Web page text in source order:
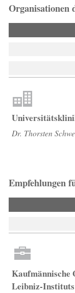
Organisationen
Dr. Thorsten
Empfehlungen
Kaufmännische
Leibniz-